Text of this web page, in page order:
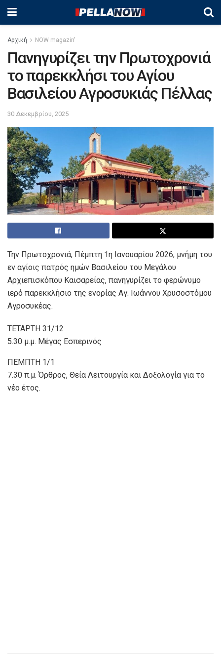
Αρχική NOW magazin'
Πανηγυρίζει την Πρωτοχρονιά
το παρεκκλήσι του Αγίου
Βασιλείου Αγροσυκιάς Πέλλας
30 Δεκεμβρίου, 2025
Την Πρωτοχρονιά, Πέμπτη 1η Ιανουαρίου 2026, μνήμη του
εν αγίοις πατρός ημών Βασιλείου του Μεγάλου
Αρχιεπισκόπου Καισαρείας, πανηγυρίζει το φερώνυμο
ιερό παρεκκλήσιο της ενορίας Αγ. Ιωάννου Χρυσοστόμου
Αγροσυκέας.
ΤΕΤΑΡΤΗ 31/12
5.30 μ.μ. Μέγας Εσπερινός
ΠΕΜΠΤΗ 1/1
7.30 π.μ. Όρθρος, Θεία Λειτουργία και Δοξολογία για το
νέο έτος.